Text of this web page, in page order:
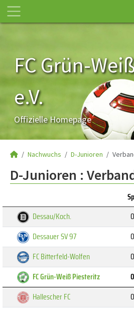
FC Grün-
e.V.
Offizielle Homepage
Nachwuchs D-Junioren
D-Junioren :
Sp
Dessau/Koch.
0
Dessauer SV 97
0
FC Bitterfeld-Wolfen
0
FC Grün-Weiß Piesteritz
0
Hallescher FC
0